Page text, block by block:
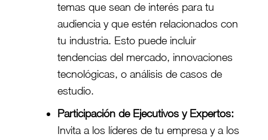
temas que sean de interés para tu
audiencia y que estén relacionados con
tu industria. Esto puede incluir
tendencias del mercado, innovaciones
tecnológicas, o análisis de casos de
estudio.
Participación de Ejecutivos y Expertos:
Invita a los líderes de tu empresa y a los